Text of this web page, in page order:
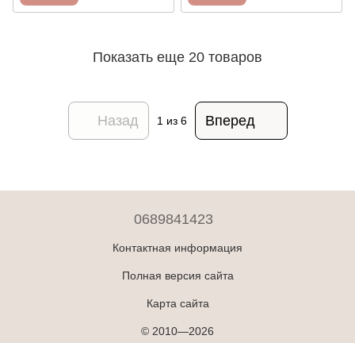
Показать еще 20 товаров
Назад 1 из 6 Вперед
0689841423
Контактная информация
Полная версия сайта
Карта сайта
© 2010—2026